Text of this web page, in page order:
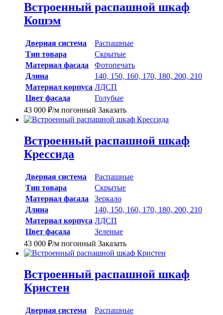
Встроенный распашной шкаф
Кошэм
Дверная система
Распашные
Тип товара
Скрытые
Материал фасада
Фотопечать
Длина
140, 150, 160, 170, 180, 200, 210
Материал корпуса ЛДСП
Цвет фасада
Голубые
43 000 ₽/м погонный Заказать
Встроенный распашной шкаф
Крессида
Дверная система
Распашные
Тип товара
Скрытые
Материал фасада
Зеркало
Длина
140, 150, 160, 170, 180, 200, 210
Материал корпуса ЛДСП
Цвет фасада
Зеленые
43 000 ₽/м погонный Заказать
Встроенный распашной шкаф
Кристен
Дверная система
Распашные